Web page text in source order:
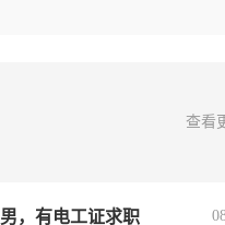
查看
男，有电工证求职